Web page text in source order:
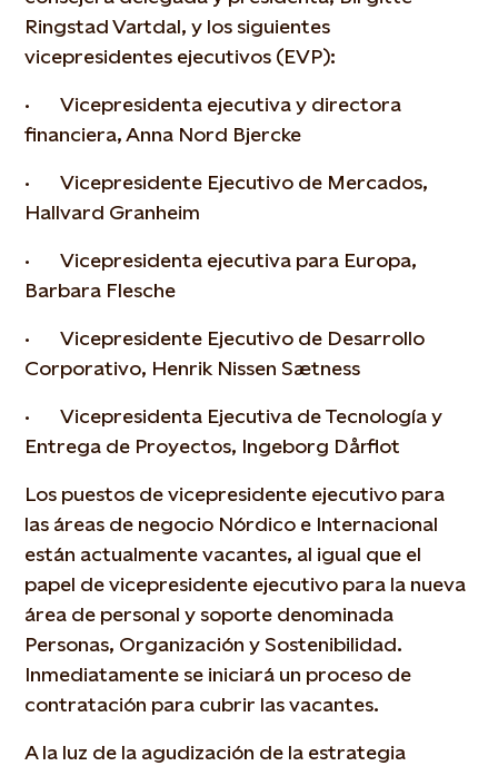
Ringstad Vartdal, y los siguientes
vicepresidentes ejecutivos (EVP):
· Vicepresidenta ejecutiva y directora
financiera, Anna Nord Bjercke
· Vicepresidente Ejecutivo de Mercados,
Hallvard Granheim
· Vicepresidenta ejecutiva para Europa,
Barbara Flesche
· Vicepresidente Ejecutivo de Desarrollo
Corporativo, Henrik Nissen Sætness
· Vicepresidenta Ejecutiva de Tecnología y
Entrega de Proyectos, Ingeborg Dårflot
Los puestos de vicepresidente ejecutivo para
las áreas de negocio Nórdico e Internacional
están actualmente vacantes, al igual que el
papel de vicepresidente ejecutivo para la nueva
área de personal y soporte denominada
Personas, Organización y Sostenibilidad.
Inmediatamente se iniciará un proceso de
contratación para cubrir las vacantes.
A la luz de la agudización de la estrategia